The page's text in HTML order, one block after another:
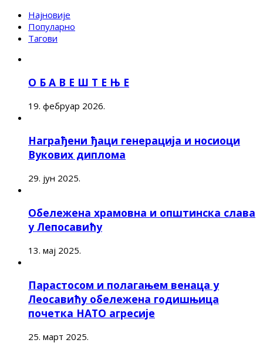
Најновије
Популарно
Тагови
О Б А В Е Ш Т Е Њ Е
19. фебруар 2026.
Награђени ђаци генерација и носиоци
Вукових диплома
29. јун 2025.
Обележена храмовна и општинска слава
у Лепосавићу
13. мај 2025.
Парастосом и полагањем венаца у
Леосавићу обележена годишњица
почетка НАТО агресије
25. март 2025.